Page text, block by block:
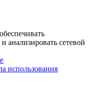
анализировать сетевой
использования